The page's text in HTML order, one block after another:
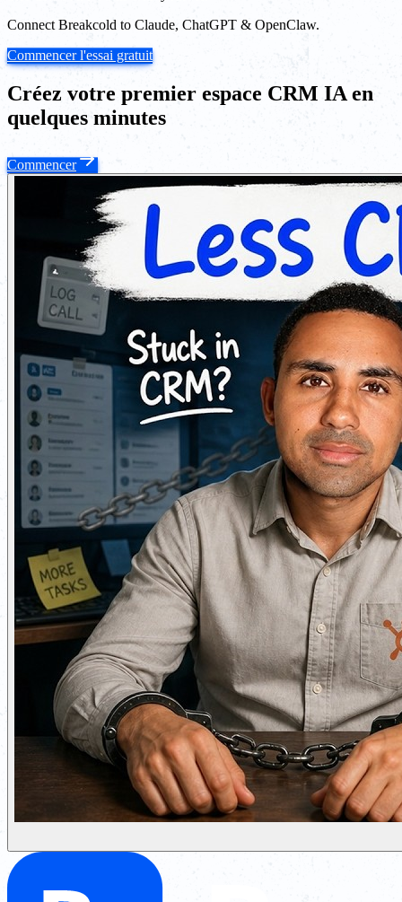
Connect Breakcold to Claude, ChatGPT & OpenClaw.
Commencer l'essai gratuit
Créez votre premier espace CRM IA en
quelques minutes
Commencer